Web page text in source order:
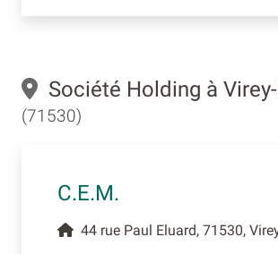
Société Holding à
(71530)
C.E.M.
44 rue Paul Eluard, 71530,